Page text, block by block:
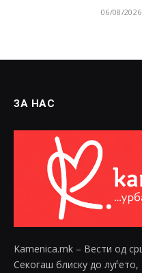
06/08/2026
ЗА НАС
Kamenica.mk – Вести од
Секогаш блиску до